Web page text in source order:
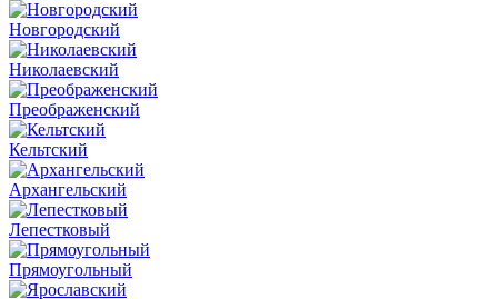
Новгородский
Николаевский
Преображенский
Кельтский
Архангельский
Лепестковый
Прямоугольный